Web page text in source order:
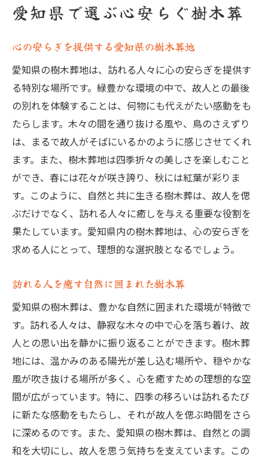
愛知県で選ぶ心安らぐ樹木葬
心の安らぎを提供する愛知県の樹木葬地
愛知県の樹木葬地は、訪れる人々に心の安らぎを提供す
る特別な場所です。緑豊かな環境の中で、故人との最後
の別れを体験することは、何物にも代えがたい感動をも
たらします。木々の間を通り抜ける風や、鳥のさえずり
は、まるで故人がそばにいるかのように感じさせてくれ
ます。また、樹木葬地は四季折々の美しさを楽しむこと
ができ、春には花々が咲き誇り、秋には紅葉が彩りま
す。このように、自然と共に生きる樹木葬は、故人を偲
ぶだけでなく、訪れる人々に癒しを与える重要な役割を
果たしています。愛知県内の樹木葬地は、心の安らぎを
求める人にとって、理想的な選択肢となるでしょう。
訪れる人を癒す自然に囲まれた樹木葬
愛知県の樹木葬は、豊かな自然に囲まれた環境が特徴で
す。訪れる人々は、静寂な木々の中で心を落ち着け、故
人との思い出を静かに振り返ることができます。樹木葬
地には、温かみのある陽光が差し込む場所や、穏やかな
風が吹き抜ける場所が多く、心を癒すための理想的な空
間が広がっています。特に、四季の移ろいは訪れるたび
に新たな感動をもたらし、それが故人を偲ぶ時間をさら
に深めるのです。また、愛知県の樹木葬は、自然との調
和を大切にし、故人を思う気持ちを支えています。この